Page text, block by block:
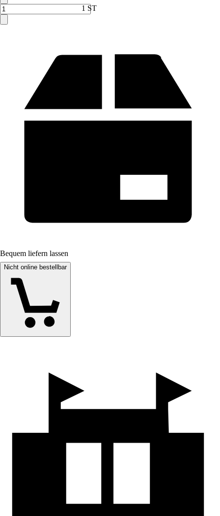
1 ST
Bequem liefern lassen
Nicht online bestellbar